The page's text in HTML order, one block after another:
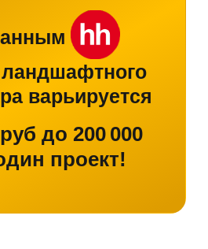
ландшафтного
варьируется
до 200 000
проект!